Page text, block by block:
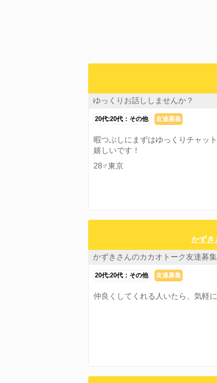
ゆっくりお話ししませんか？
20代:20代：その他 友達募集
暇つぶしにまずはゆっくりチャッ
嬉しいです！
28♂東京
かずき
かずきさんのカカオトーク友達募集
20代:20代：その他 友達募集
仲良くしてくれる人いたら、気軽